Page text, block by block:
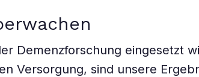
Demenzforschung eingesetzt
Versorgung, sind unsere